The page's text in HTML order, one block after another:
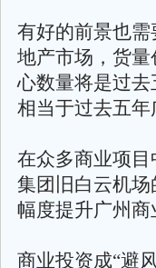
有好的前景也
地产市场，货
心数量将是过
相当于过去五
在众多商业项
集团旧白云机
幅度提升广州商
商业投资成“避